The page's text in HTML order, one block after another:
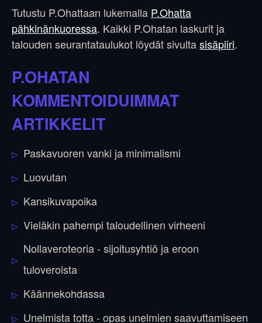
Tutustu P.Ohattaan lukemalla P.Ohatta
pähkinänkuoressa. Kaikki P.Ohatan laskurit ja
talouden seurantataulukot löydät sivultasisäpiiri.
P.OHATAN
KOMMENTOIDUIMMAT
ARTIKKELIT
Paskavuoren vanki ja minimalismi
Luovutan
Kansikuvapoika
Vieläkin pahempi taloudellinen virheeni
Nollaveroteoria - sijoitusyhtiö ja eroon
tuloveroista
Käännekohdassa
Unelmista totta - opas unelmien saavuttamiseen